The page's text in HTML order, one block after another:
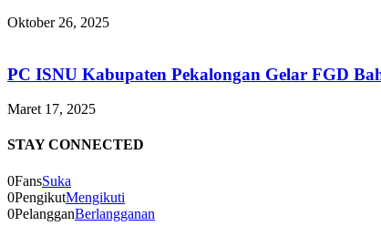
Oktober 26, 2025
PC ISNU Kabupaten Pekalongan Gelar FGD
Maret 17, 2025
STAY CONNECTED
0FansSuka
0PengikutMengikuti
0PelangganBerlangganan